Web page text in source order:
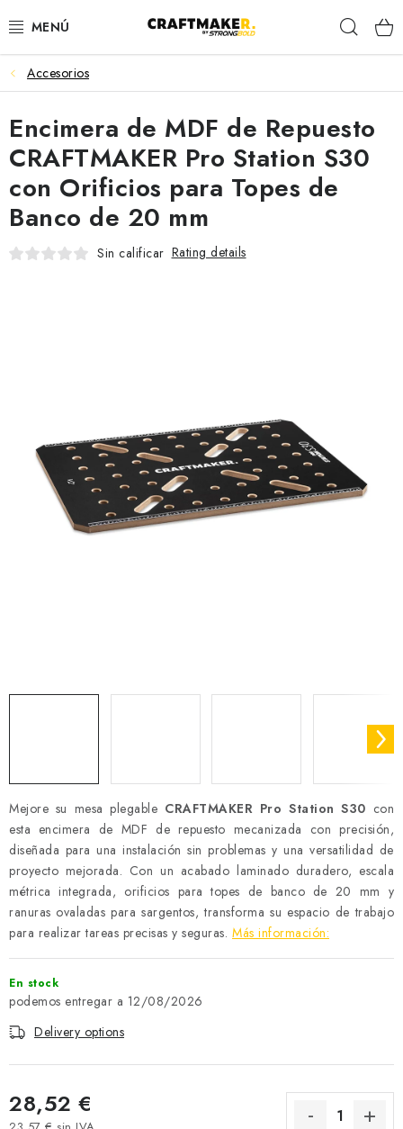
to
MESAS DE TRABAJO
CABALLETES DE TRABAJO
SOPORTES PARA RODILLOS
ORDEN DEL TALLER
SARGENTOS DE CARPINTERÍA
Accesorios
Mejore su mesa plegable CRAFTMAKER Pro Station S30 con
esta encimera de MDF de repuesto mecanizada con precisión,
diseñada para una instalación sin problemas y una versatilidad de
proyecto mejorada. Con un acabado laminado duradero, escala
métrica integrada, orificios para topes de banco de 20 mm y
ranuras ovaladas para sargentos, transforma su espacio de trabajo
para realizar tareas precisas y seguras. Más información:
En stock
12/08/2026
Delivery options
28,52 €
Encimera de MDF de Repuesto
CRAFTMAKER Pro Station S30
con Orificios para Topes de
Banco de 20 mm
Sin calificar Rating details